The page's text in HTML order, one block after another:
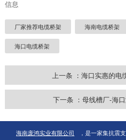
信息
厂家推荐电缆桥架 海南电缆桥架
海口电缆桥架
上一条 ：海口实惠的电
下一条 ：母线槽厂-海
海南庞鸿实业有限公司
，是一家集抗震